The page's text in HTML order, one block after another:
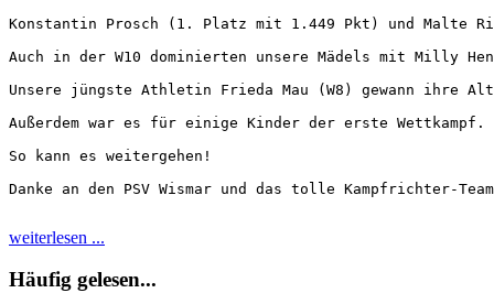
Konstantin Prosch (1. Platz mit 1.449 Pkt) und Malte
Auch in der W10 dominierten unsere Mädels mit
Unsere jüngste Athletin Frieda Mau (W8) gewann ihre
Außerdem war es für einige Kinder der erste
So kann es weitergehen!
Danke an den PSV Wismar und das tolle Kampfrichter-
weiterlesen ...
Häufig gelesen...